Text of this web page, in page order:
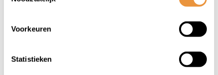
Voorkeuren
Statistieken